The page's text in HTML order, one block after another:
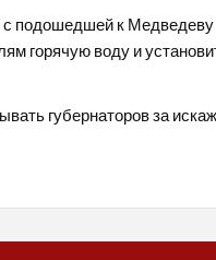
с подошедшей к
горячую воду и
губернаторов за